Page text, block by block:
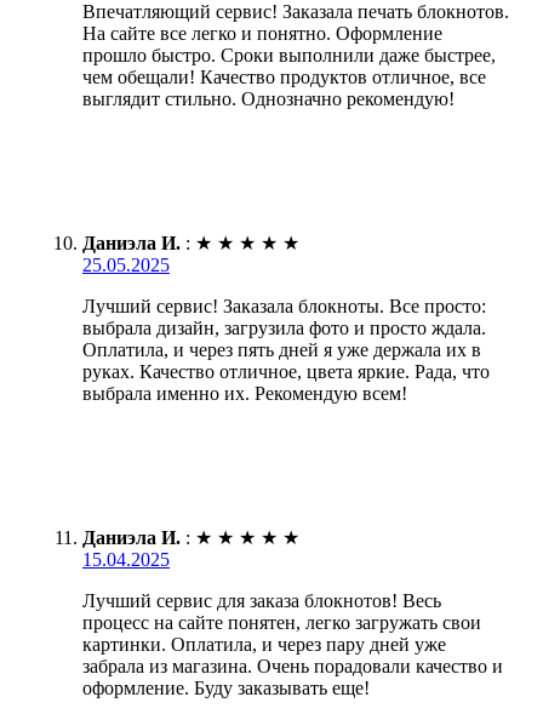
Впечатляющий сервис! Заказала печать блокнотов.
На сайте все легко и понятно. Оформление
прошло быстро. Сроки выполнили даже быстрее,
чем обещали! Качество продуктов отличное, все
выглядит стильно. Однозначно рекомендую!
Даниэла И. : ★ ★ ★ ★ ★
25.05.2025
Лучший сервис! Заказала блокноты. Все просто:
выбрала дизайн, загрузила фото и просто ждала.
Оплатила, и через пять дней я уже держала их в
руках. Качество отличное, цвета яркие. Рада, что
выбрала именно их. Рекомендую всем!
Даниэла И. : ★ ★ ★ ★ ★
15.04.2025
Лучший сервис для заказа блокнотов! Весь
процесс на сайте понятен, легко загружать свои
картинки. Оплатила, и через пару дней уже
забрала из магазина. Очень порадовали качество и
оформление. Буду заказывать еще!